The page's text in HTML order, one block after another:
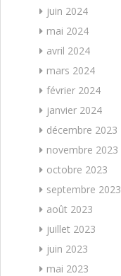
juin 2024
mai 2024
avril 2024
mars 2024
février 2024
janvier 2024
décembre 2023
novembre 2023
octobre 2023
septembre 2023
août 2023
juillet 2023
juin 2023
mai 2023